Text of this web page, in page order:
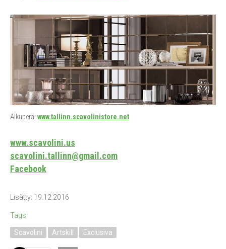
Alkuperä: www.tallinn.scavolinistore.net
www.scavolini.us
scavolini.tallinn@gmail.com
Facebook
Lisätty: 19.12.2016
Tags:
Scavolini Artskill Exclusiva